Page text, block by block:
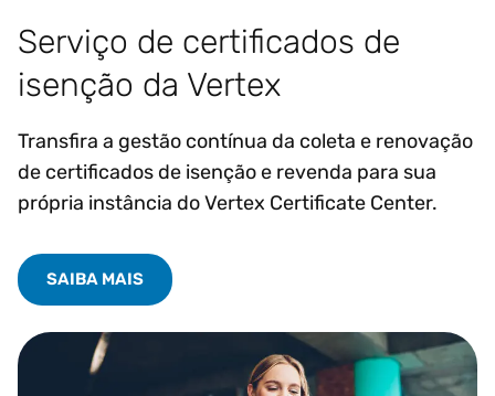
Serviço de certificados de
isenção da Vertex
Transfira a gestão contínua da coleta e renovação
de certificados de isenção e revenda para sua
própria instância do Vertex Certificate Center.
SAIBA MAIS